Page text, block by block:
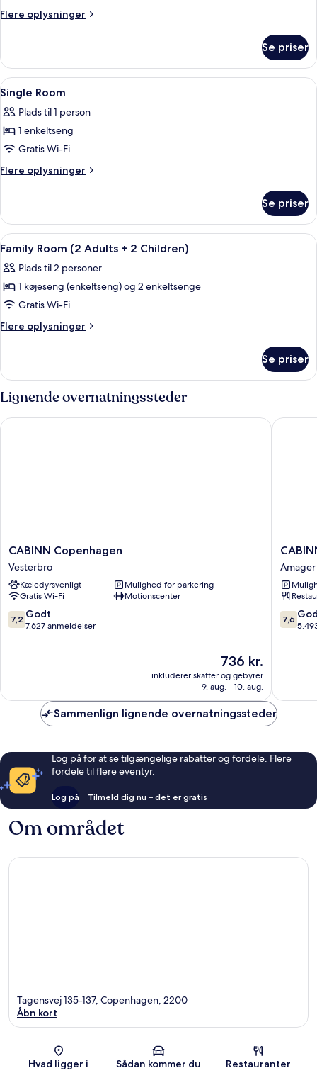
Room
Flere oplysninger
Flere
Room
Se priser
Indlæs
alle
billeder
af
Single
Room
Mørklægningsgardiner, gratis Wi-Fi,
3
Single Room
Plads til 1 person
1 enkeltseng
Gratis Wi-Fi
Flere oplysninger
Flere
Room
Se priser
Indlæs
alle
billeder
af
Family
Room
+
Children)
Mørklægningsgardiner, gratis Wi-Fi,
6
Family Room (2 Adults + 2 Children)
Plads til 2 personer
1 køjeseng (enkeltseng) og 2 enkeltsenge
Gratis Wi-Fi
Flere oplysninger
Flere
Room
(2
Adults
2
Se priser
Lignende overnatningssteder
CABINN
Copenhagen
Vesterbro
CABINN Copenhagen
Vesterbro
Kæledyrsvenligt
Mulighed for parkering
Gratis Wi-Fi
Motionscenter
7.2
ud
7,2 Godt
7.627 anmeldelser
Prisen
736 kr.
736 kr.
inkluderer skatter og gebyrer
9. aug. - 10. aug.
CABINN Copenhagen
CABINN
Metro
Hotel
Amager
Vest
Amager
7.6
ud
7,6
Sammenlign lignende overnatningssteder
Log på for at se tilgængelige rabatter og fordele. Flere
fordele til flere eventyr.
Log på Tilmeld dig nu – det er gratis
Om området
Kort
Tagensvej 135-137, Copenhagen, 2200
Åbn kort
Hvad ligger i
Sådan kommer du
Restauranter